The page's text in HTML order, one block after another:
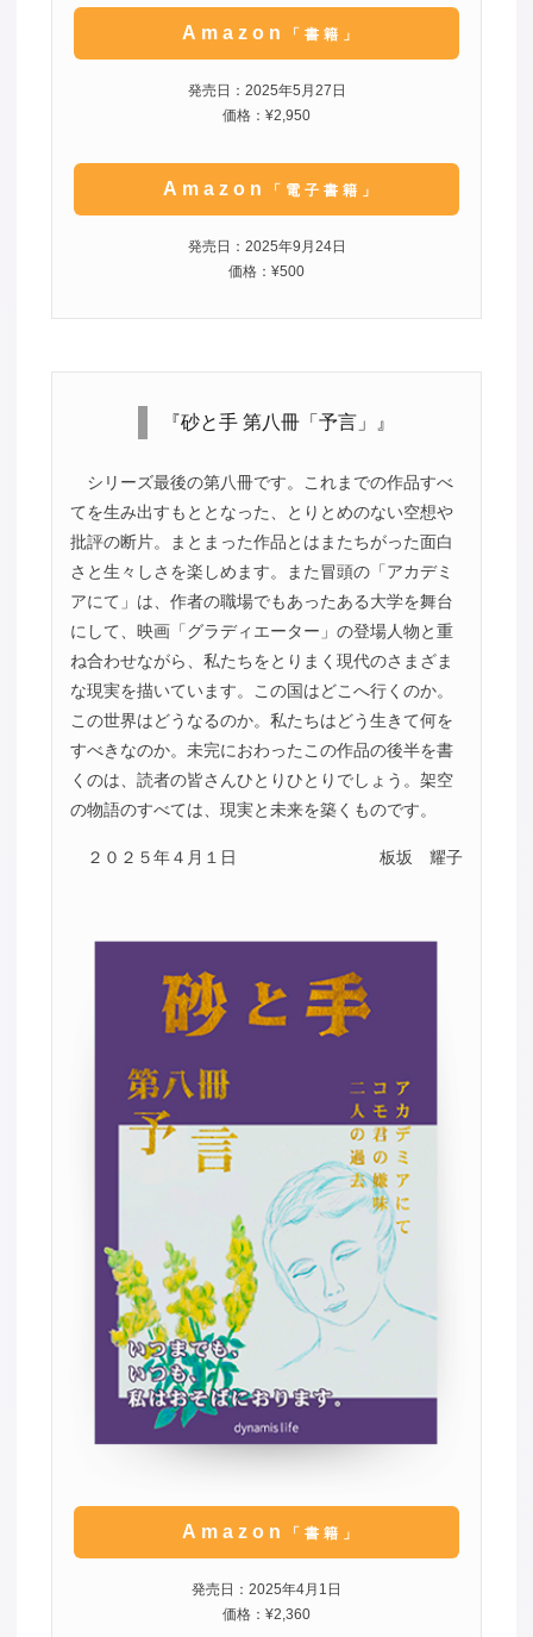
Amazon 「書籍」
発売日：2025年5月27日
価格：¥2,950
Amazon 「電子書籍」
発売日：2025年9月24日
価格：¥500
『砂と手 第八冊「予言」』
シリーズ最後の第八冊です。これまでの作品すべ
てを生み出すもととなった、とりとめのない空想や
批評の断片。まとまった作品とはまたちがった面白
さと生々しさを楽しめます。また冒頭の「アカデミ
アにて」は、作者の職場でもあったある大学を舞台
にして、映画「グラディエーター」の登場人物と重
ね合わせながら、私たちをとりまく現代のさまざま
な現実を描いています。この国はどこへ行くのか。
この世界はどうなるのか。私たちはどう生きて何を
すべきなのか。未完におわったこの作品の後半を書
くのは、読者の皆さんひとりひとりでしょう。架空
の物語のすべては、現実と未来を築くものです。
２０２５年４月１日 板坂 耀子
Amazon 「書籍」
発売日：2025年4月1日
価格：¥2,360